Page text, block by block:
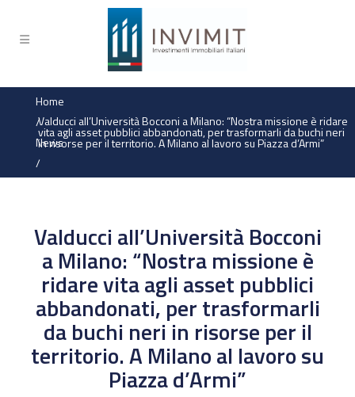
Home
/
News
/
Valducci all’Università Bocconi a Milano: “Nostra missione è ridare
vita agli asset pubblici abbandonati, per trasformarli da buchi neri
in risorse per il territorio. A Milano al lavoro su Piazza d’Armi”
Valducci all’Università Bocconi
a Milano: “Nostra missione è
ridare vita agli asset pubblici
abbandonati, per trasformarli
da buchi neri in risorse per il
territorio. A Milano al lavoro su
Piazza d’Armi”